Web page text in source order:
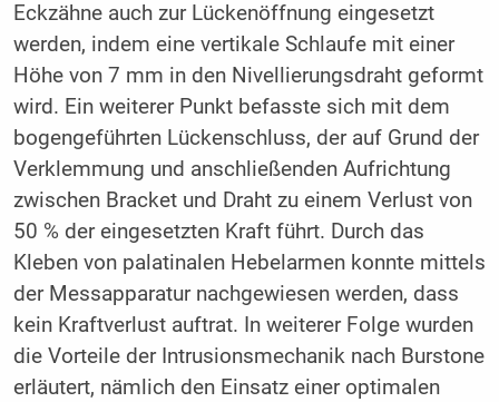
Eckzähne auch zur Lückenöffnung eingesetzt
werden, indem eine vertikale Schlaufe mit einer
Höhe von 7 mm in den Nivellierungsdraht geformt
wird. Ein weiterer Punkt befasste sich mit dem
bogengeführten Lückenschluss, der auf Grund der
Verklemmung und anschließenden Aufrichtung
zwischen Bracket und Draht zu einem Verlust von
50 % der eingesetzten Kraft führt. Durch das
Kleben von palatinalen Hebelarmen konnte mittels
der Messapparatur nachgewiesen werden, dass
kein Kraftverlust auftrat. In weiterer Folge wurden
die Vorteile der Intrusionsmechanik nach Burstone
erläutert, nämlich den Einsatz einer optimalen